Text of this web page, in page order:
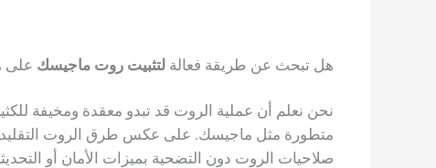
هل تبحث عن طريقة فعالة لتثبيت روت ماجيسك على
نحن نعلم أن عملية الروت قد تبدو معقدة ومخيفة
متطورة مثل ماجيسك. على عكس طرق الروت
صلاحيات الروت دون التضحية بميزات الأمان أو